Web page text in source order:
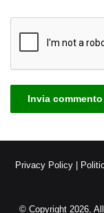
Privacy Policy|
© Copyright 2026,